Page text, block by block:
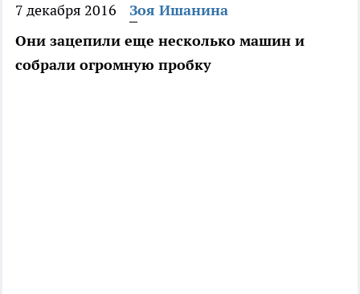
7 декабря 2016
Зоя Ишанина
Они зацепили еще несколько машин и
собрали огромную пробку